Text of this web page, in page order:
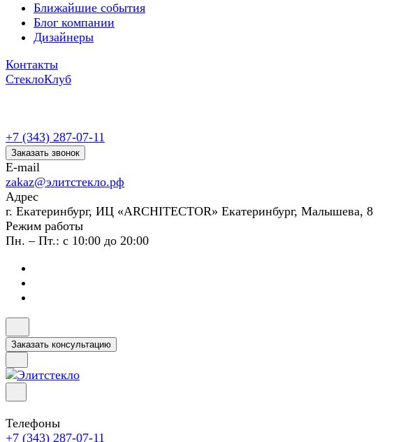
Ближайшие события
Блог компании
Дизайнеры
Контакты
СтеклоКлуб
+7 (343) 287-07-11
Заказать звонок
E-mail
zakaz@элитстекло.рф
Адрес
г. Екатеринбург, ИЦ «ARCHITECTOR» Екатеринбург, Малышева, 8
Режим работы
Пн. – Пт.: с 10:00 до 20:00
Заказать консультацию
Телефоны
+7 (343) 287-07-11